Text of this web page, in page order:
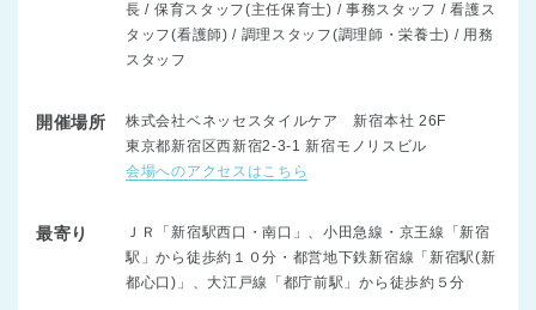
長 / 保育スタッフ(主任保育士) / 事務スタッフ / 看護ス
タッフ(看護師) / 調理スタッフ(調理師・栄養士) / 用務
スタッフ
開催場所
株式会社ベネッセスタイルケア 新宿本社 26F
東京都新宿区西新宿2-3-1 新宿モノリスビル
会場へのアクセスはこちら
最寄り
ＪＲ「新宿駅西口・南口」、小田急線・京王線「新宿
駅」から徒歩約１０分・都営地下鉄新宿線「新宿駅(新
都心口)」、大江戸線「都庁前駅」から徒歩約５分